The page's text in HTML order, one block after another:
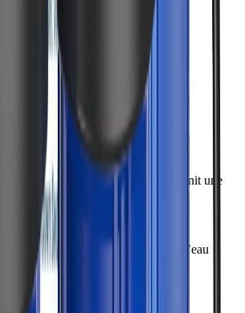
pour toute la maison qui fournit une
de votre domicile.
un traitement complet de l’eau
eaux entrant dans la maison
débit
filtre longue durée